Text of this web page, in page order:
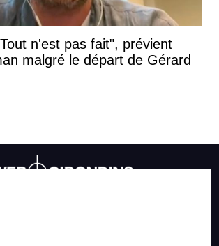
n'est pas fait", prévient
malgré le départ de Gérard